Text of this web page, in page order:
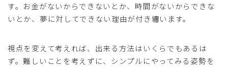
す。お金がないからできないとか、時間がないからできな
いとか、夢に対してできない理由が付き纏います。
視点を変えて考えれば、出来る方法はいくらでもあるは
ず。難しいことを考えずに、シンプルにやってみる姿勢を